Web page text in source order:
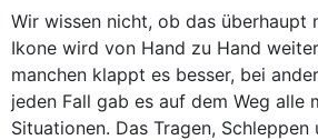
Wir wissen nicht, ob das überhaupt
Ikone wird von Hand zu Hand
manchen klappt es besser, bei
jeden Fall gab es auf dem Weg alle
Situationen. Das Tragen,